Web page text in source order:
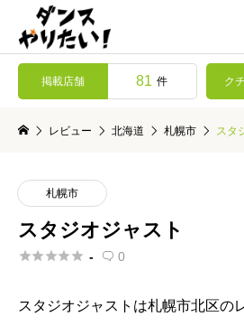
掲載店舗 81 件 ク
レビュー 北海道 札幌市 スタ
札幌市
スタジオジャスト
 -  0
スタジオジャストは札幌市北区の